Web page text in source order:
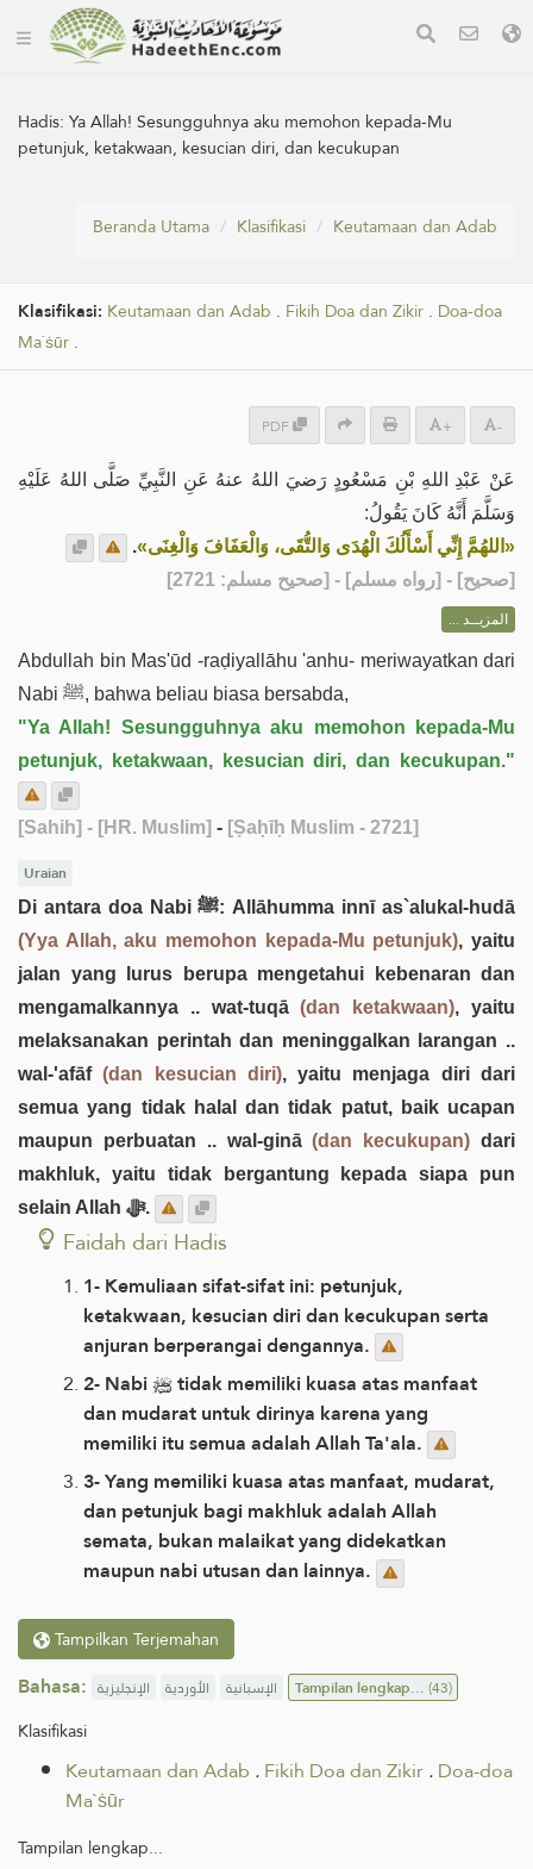
Hadis:Ya Allah! Sesungguhnya aku memohon kepada-Mu
petunjuk, ketakwaan, kesucian diri, dan kecukupan
Beranda Utama Klasifikasi Keutamaan dan Adab
Klasifikasi: Keutamaan dan Adab . Fikih Doa dan Zikir . Doa-doa
Ma`ṡūr .
PDF + -
عَنْ عَبْدِ اللهِ بْنِ مَسْعُودٍ رَضيَ اللهُ عنهُ عَنِ النَّبِيِّ صَلَّى اللهُ عَلَيْهِ
وَسَلَّمَ أَنَّهُ كَانَ يَقُولُ:
«اللهُمَّ إِنِّي أَسْأَلُكَ الْهُدَى وَالتُّقَى، وَالْعَفَافَ وَالْغِنَى».
[صحيح] - [رواه مسلم] - [صحيح مسلم: 2721]
المزيــد ...
Abdullah bin Mas'ūd -raḍiyallāhu 'anhu- meriwayatkan dari
Nabi ﷺ, bahwa beliau biasa bersabda,
"Ya Allah! Sesungguhnya aku memohon kepada-Mu
petunjuk, ketakwaan, kesucian diri, dan kecukupan."
[Sahih] - [HR. Muslim] - [Ṣaḥīḥ Muslim - 2721]
Uraian
Di antara doa Nabi ﷺ: Allāhumma innī as`alukal-hudā
(Yya Allah, aku memohon kepada-Mu petunjuk), yaitu
jalan yang lurus berupa mengetahui kebenaran dan
mengamalkannya .. wat-tuqā(dan ketakwaan), yaitu
melaksanakan perintah dan meninggalkan larangan ..
wal-'afāf(dan kesucian diri), yaitu menjaga diri dari
semua yang tidak halal dan tidak patut, baik ucapan
maupun perbuatan .. wal-ginā(dan kecukupan) dari
makhluk, yaitu tidak bergantung kepada siapa pun
selain Allah ﷻ.
Faidah dari Hadis
1- Kemuliaan sifat-sifat ini: petunjuk,
ketakwaan, kesucian diri dan kecukupan serta
anjuran berperangai dengannya.
2- Nabi ﷺ tidak memiliki kuasa atas manfaat
dan mudarat untuk dirinya karena yang
memiliki itu semua adalah Allah Ta'ala.
3- Yang memiliki kuasa atas manfaat, mudarat,
dan petunjuk bagi makhluk adalah Allah
semata, bukan malaikat yang didekatkan
maupun nabi utusan dan lainnya.
Tampilkan Terjemahan
Bahasa: الإنجليزية الأوردية الإسبانية Tampilan lengkap...(43)
Klasifikasi
Keutamaan dan Adab .Fikih Doa dan Zikir.Doa-doa
Ma`ṡūr
Tampilan lengkap...